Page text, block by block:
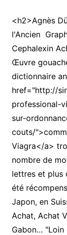
<h2>Agnès
l'Ancien
Cephalexin
Œuvre
dictionnaire
href="http://
professional-
sur-
couts/
Viagra</a>
nombre de
lettres et plus
été
Japon, en
Achat, Achat
Gabon…